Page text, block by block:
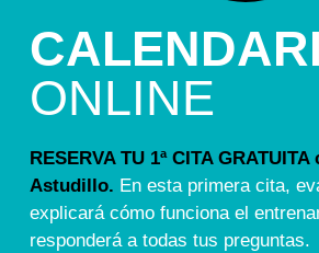
ONLINE
RESERVA TU 1ª CITA
Astudillo. En esta primera cita,
explicará cómo funciona el
responderá a todas tus preguntas.